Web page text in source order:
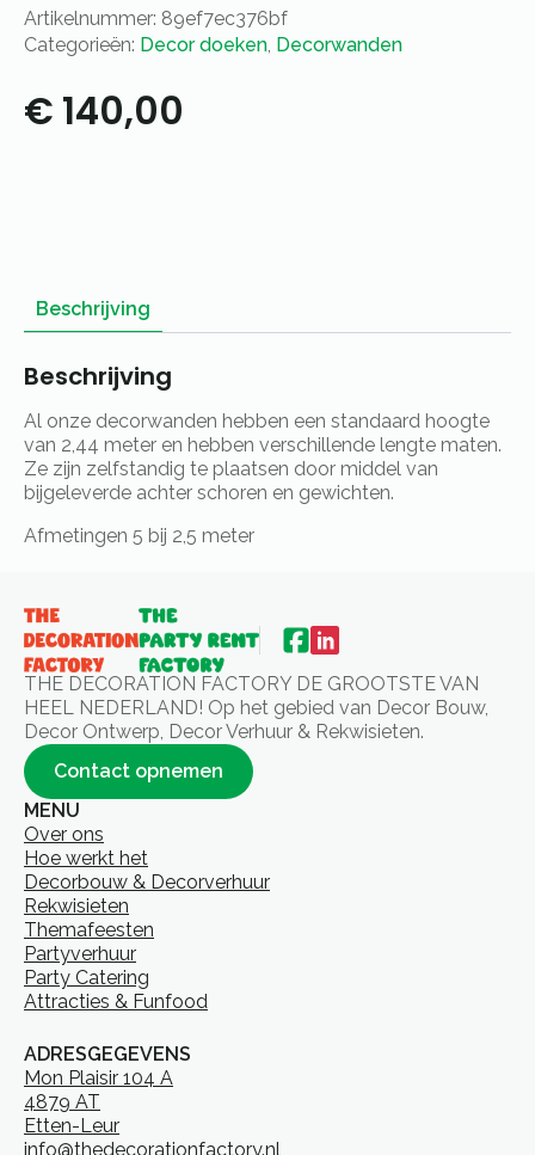
Artikelnummer: 89ef7ec376bf
Categorieën: Decor doeken, Decorwanden
€ 140,00
Beschrijving
Beschrijving
Al onze decorwanden hebben een standaard hoogte
van 2,44 meter en hebben verschillende lengte maten.
Ze zijn zelfstandig te plaatsen door middel van
bijgeleverde achter schoren en gewichten.
Afmetingen 5 bij 2,5 meter
THE DECORATION FACTORY DE GROOTSTE VAN
HEEL NEDERLAND! Op het gebied van Decor Bouw,
Decor Ontwerp, Decor Verhuur & Rekwisieten.
Contact opnemen
MENU
Over ons
Hoe werkt het
Decorbouw & Decorverhuur
Rekwisieten
Themafeesten
Partyverhuur
Party Catering
Attracties & Funfood
ADRESGEGEVENS
Mon Plaisir 104 A
4879 AT
Etten-Leur
info@thedecorationfactory.nl